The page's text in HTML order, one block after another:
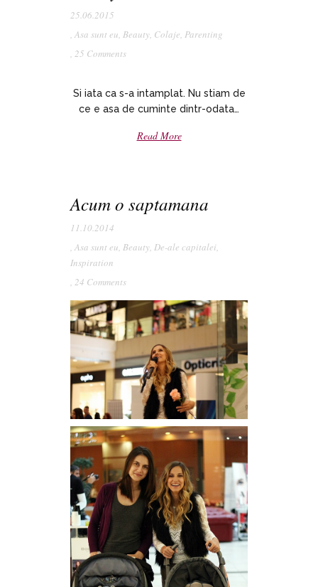
25.06.2015
, Asa sunt eu, Beauty, Colaje, Parenting
, 25 Comments
Si iata ca s-a intamplat. Nu stiam de
ce e asa de cuminte dintr-odata…
Read More
Acum o saptamana
11.10.2014
, Asa sunt eu, Beauty, De-ale capitalei,
Inspiration
, 24 Comments